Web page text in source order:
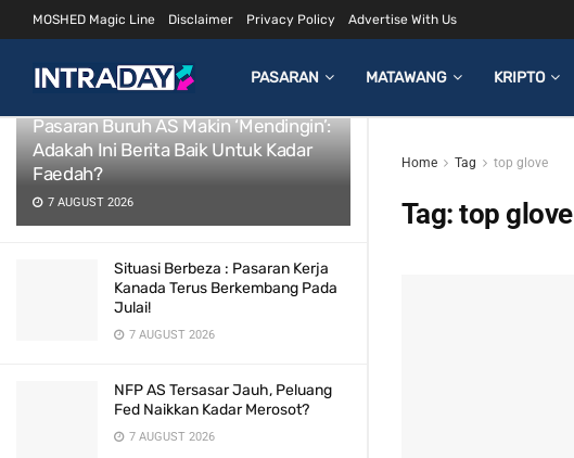
LATEST TRENDING Filter
Pasaran Buruh AS Makin ‘Mendingin’:
Adakah Ini Berita Baik Untuk Kadar
Faedah?
7 AUGUST 2026
Situasi Berbeza : Pasaran Kerja
Kanada Terus Berkembang Pada
Julai!
7 AUGUST 2026
NFP AS Tersasar Jauh, Peluang
Fed Naikkan Kadar Merosot?
7 AUGUST 2026
MOSHED Magic Line Disclaimer Privacy Policy Advertise With Us
PASARAN MATAWANG KRIPTO
Home Tag top glove
Tag:top glove